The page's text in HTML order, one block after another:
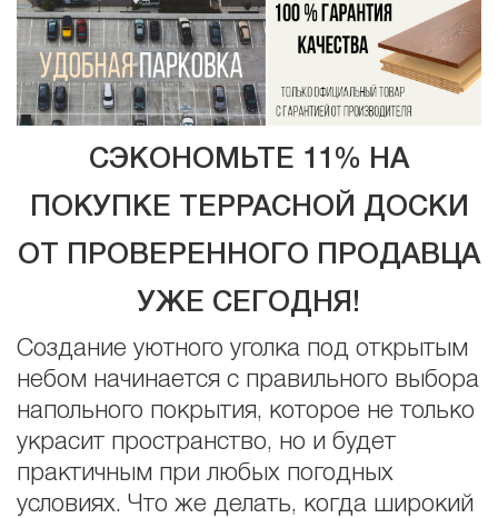
СЭКОНОМЬТЕ 11% НА
ПОКУПКЕ ТЕРРАСНОЙ ДОСКИ
ОТ ПРОВЕРЕННОГО ПРОДАВЦА
УЖЕ СЕГОДНЯ!
Создание уютного уголка под открытым
небом начинается с правильного выбора
напольного покрытия, которое не только
украсит пространство, но и будет
практичным при любых погодных
условиях. Что же делать, когда широкий